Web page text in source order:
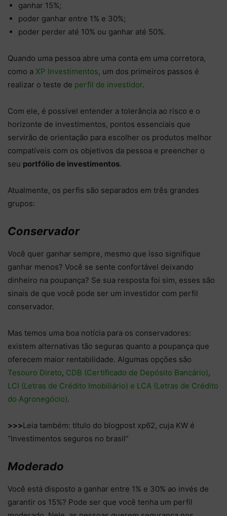
ganhar 15%;
poder ganhar entre 1% e 30%;
poder perder até 10% ou ganhar até 50%.
Quando uma pessoa abre uma conta em uma corretora,
como a XP Investimentos, um dos primeiros passos é
realizar o teste de perfil de investidor.
Com ele, é possível entender a tolerância ao risco e o
horizonte de investimentos, pontos essenciais que
servirão de orientação para escolher os produtos melhor
compatíveis com os objetivos da pessoa e preencher o
seu portfólio de investimentos.
Atualmente, os perfis são separados em três grandes
grupos:
Conservador
Você quer ganhar sempre, mesmo que isso signifique
ganhar menos? Você se sente confortável deixando
dinheiro na poupança? Se sua resposta foi sim, esses são
sinais de que você pode ser um investidor com perfil
conservador.
Mas temos uma boa notícia para os conservadores:
existem alternativas tão seguras quanto a poupança que
oferecem maior rentabilidade. Algumas opções são
Tesouro Direto, CDB (Certificado de Depósito Bancário),
LCI (Letras de Crédito Imobiliário) e LCA (Letras de Crédito
do Agronegócio).
>>>Leia também: título do blogpost xp62, cuja KW é
“Investimentos seguros no brasil”
Moderado
Você está disposto a ganhar entre 1% e 30% ao invés de
garantir os 15%? Pode ser que você tenha um perfil